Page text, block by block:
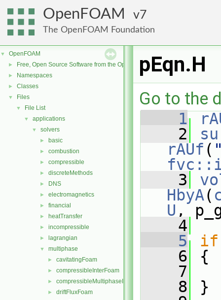
OpenFOAM 7
The OpenFOAM Foundation
▼ OpenFOAM
► Free, Open Source Software from the OpenFOAM Foundation
► Namespaces
► Classes
▼ Files
▼ File List
▼ applications
▼ solvers
► basic
► combustion
► compressible
► discreteMethods
► DNS
► electromagnetics
► financial
► heatTransfer
► incompressible
► lagrangian
▼ multiphase
► cavitatingFoam
► compressibleInterFoam
► compressibleMultiphaseInterFoam
► driftFluxFoam
pEqn.H
Go to the
    1
    2
rAUf (
    3
HbyA(
U ,
    4
    5
if
    6
{
    7
    8
}